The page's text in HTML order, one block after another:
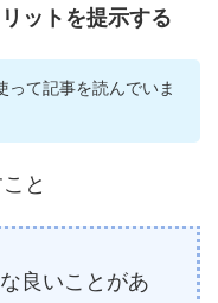
ットを提示する
って記事を読んでいま
と
良いことがあ